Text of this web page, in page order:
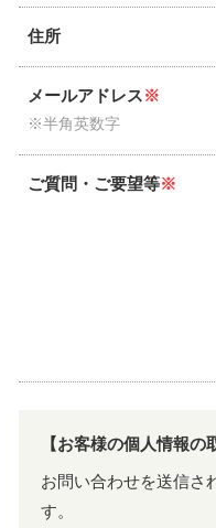
住所
メールアドレス※
※半角英数字
ご質問・ご要望等※
【お客様の個人情報の
お問い合わせを送信さ
す。